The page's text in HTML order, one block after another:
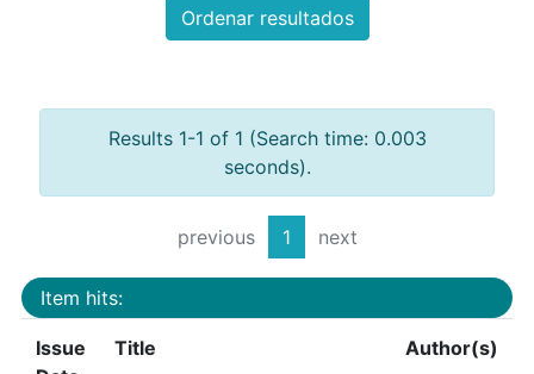
Ordenar resultados
Results 1-1 of 1 (Search time: 0.003
seconds).
previous 1 next
Item hits:
Issue
Title Author(s)